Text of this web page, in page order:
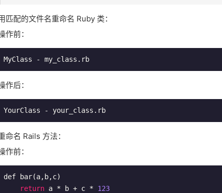
匹配的文件名重命名 Ruby 类：
作前：
MyClass - my_class.rb
作后：
YourClass - your_class.rb
命名 Rails 方法：
作前：
def bar(a,b,c)
return a * b + c * 123